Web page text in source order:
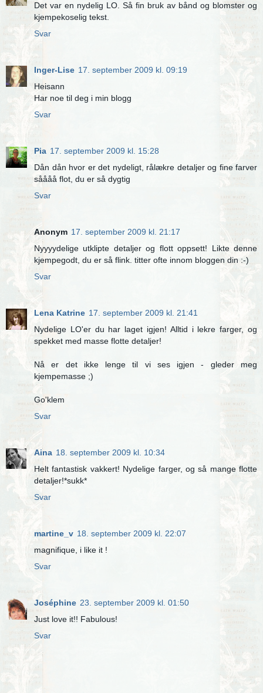
Det var en nydelig LO. Så fin bruk av bånd og blomster og
kjempekoselig tekst.
Svar
Inger-Lise 17. september 2009 kl. 09:19
Heisann
Har noe til deg i min blogg
Svar
Pia 17. september 2009 kl. 15:28
Dån dån hvor er det nydeligt, rålækre detaljer og fine farver
såååå flot, du er så dygtig
Svar
Anonym 17. september 2009 kl. 21:17
Nyyyydelige utklipte detaljer og flott oppsett! Likte denne
kjempegodt, du er så flink. titter ofte innom bloggen din :-)
Svar
Lena Katrine 17. september 2009 kl. 21:41
Nydelige LO'er du har laget igjen! Alltid i lekre farger, og
spekket med masse flotte detaljer!
Nå er det ikke lenge til vi ses igjen - gleder meg
kjempemasse ;)
Go'klem
Svar
Aina 18. september 2009 kl. 10:34
Helt fantastisk vakkert! Nydelige farger, og så mange flotte
detaljer!*sukk*
Svar
martine_v 18. september 2009 kl. 22:07
magnifique, i like it !
Svar
Joséphine 23. september 2009 kl. 01:50
Just love it!! Fabulous!
Svar